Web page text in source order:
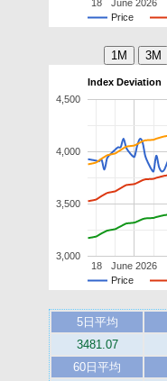
Price
June 2026
18
Index Deviation
Price
June 2026
18
3,000
3,500
4,000
4,500
5日平均
3481.07
60日平均